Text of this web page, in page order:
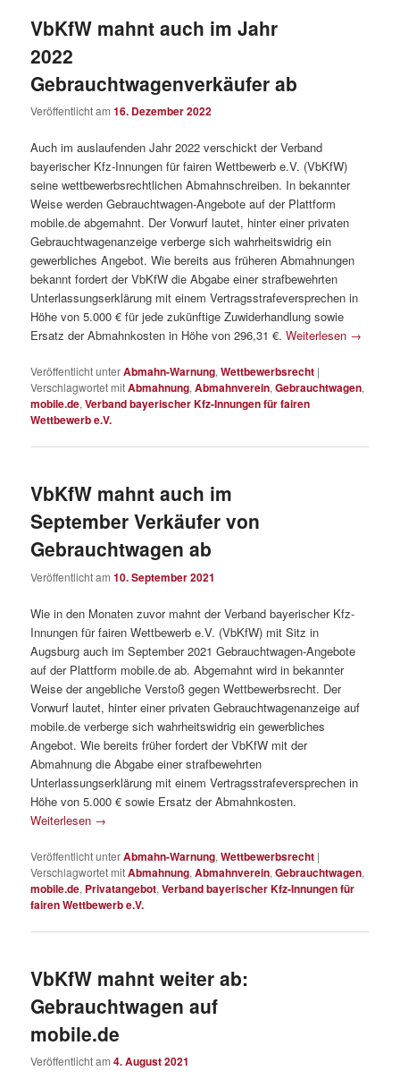
VbKfW mahnt auch im Jahr
2022
Gebrauchtwagenverkäufer ab
Veröffentlicht am16. Dezember 2022
Auch im auslaufenden Jahr 2022 verschickt der Verband
bayerischer Kfz-Innungen für fairen Wettbewerb e.V. (VbKfW)
seine wettbewerbsrechtlichen Abmahnschreiben. In bekannter
Weise werden Gebrauchtwagen-Angebote auf der Plattform
mobile.de abgemahnt. Der Vorwurf lautet, hinter einer privaten
Gebrauchtwagenanzeige verberge sich wahrheitswidrig ein
gewerbliches Angebot. Wie bereits aus früheren Abmahnungen
bekannt fordert der VbKfW die Abgabe einer strafbewehrten
Unterlassungserklärung mit einem Vertragsstrafeversprechen in
Höhe von 5.000 € für jede zukünftige Zuwiderhandlung sowie
Ersatz der Abmahnkosten in Höhe von 296,31 €.Weiterlesen →
Veröffentlicht unterAbmahn-Warnung,Wettbewerbsrecht |
Verschlagwortet mitAbmahnung,Abmahnverein,Gebrauchtwagen,
mobile.de,Verband bayerischer Kfz-Innungen für fairen
Wettbewerb e.V.
VbKfW mahnt auch im
September Verkäufer von
Gebrauchtwagen ab
Veröffentlicht am10. September 2021
Wie in den Monaten zuvor mahnt der Verband bayerischer Kfz-
Innungen für fairen Wettbewerb e.V. (VbKfW) mit Sitz in
Augsburg auch im September 2021 Gebrauchtwagen-Angebote
auf der Plattform mobile.de ab. Abgemahnt wird in bekannter
Weise der angebliche Verstoß gegen Wettbewerbsrecht. Der
Vorwurf lautet, hinter einer privaten Gebrauchtwagenanzeige auf
mobile.de verberge sich wahrheitswidrig ein gewerbliches
Angebot. Wie bereits früher fordert der VbKfW mit der
Abmahnung die Abgabe einer strafbewehrten
Unterlassungserklärung mit einem Vertragsstrafeversprechen in
Höhe von 5.000 € sowie Ersatz der Abmahnkosten.
Weiterlesen →
Veröffentlicht unterAbmahn-Warnung,Wettbewerbsrecht |
Verschlagwortet mitAbmahnung,Abmahnverein,Gebrauchtwagen,
mobile.de, Privatangebot,Verband bayerischer Kfz-Innungen für
fairen Wettbewerb e.V.
VbKfW mahnt weiter ab:
Gebrauchtwagen auf
mobile.de
Veröffentlicht am4. August 2021